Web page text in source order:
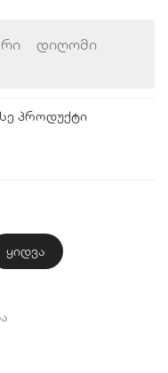
დიღომი
პროდუქტი
ყიდვა